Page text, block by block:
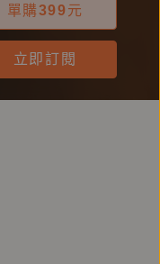
單購399元
立即訂閱